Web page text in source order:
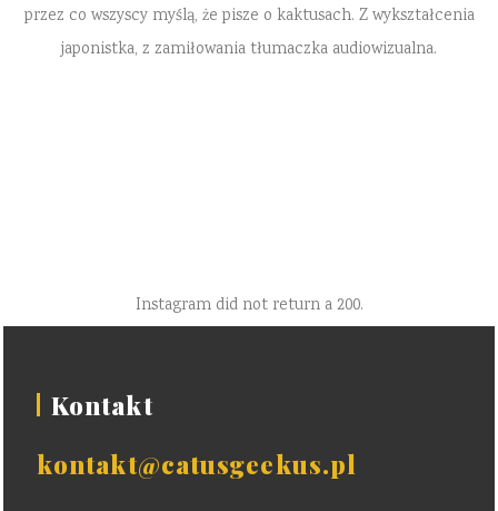
przez co wszyscy myślą, że pisze o kaktusach. Z wykształcenia
japonistka, z zamiłowania tłumaczka audiowizualna.
Instagram did not return a 200.
Kontakt
kontakt@catusgeekus.pl